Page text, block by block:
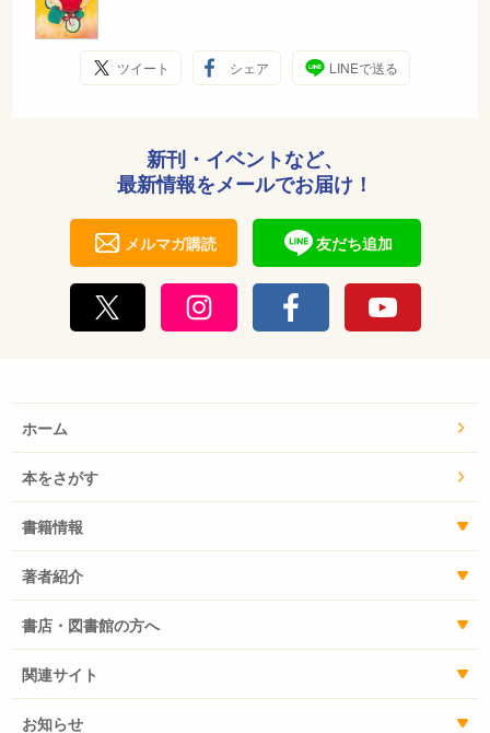
ツイート シェア LINEで送る
新刊・イベントなど、
最新情報をメールでお届け！
メルマガ購読 友だち追加
ホーム
本をさがす
書籍情報
著者紹介
書店・図書館の方へ
関連サイト
お知らせ